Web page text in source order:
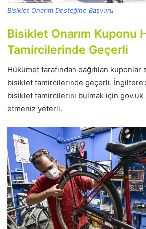
Bisiklet Onarım Desteğine Başvuru
Bisiklet Onarım Kuponu
Tamircilerinde Geçerli
Hükümet tarafından dağıtılan kuponlar
bisiklet tamircilerinde geçerli.
bisiklet tamircilerini bulmak için
etmeniz yeterli.